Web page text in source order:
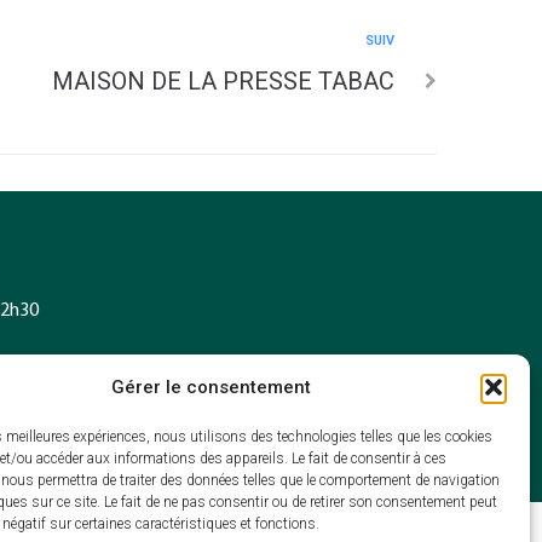
Gérer le consentement
meilleures expériences, nous utilisons des technologies telles que les cookies
ou accéder aux informations des appareils. Le fait de consentir à ces
permettra de traiter des données telles que le comportement de navigation
sur ce site. Le fait de ne pas consentir ou de retirer son consentement peut
négatif sur certaines caractéristiques et fonctions.
SUIV
MAISON DE LA PRESSE TABAC